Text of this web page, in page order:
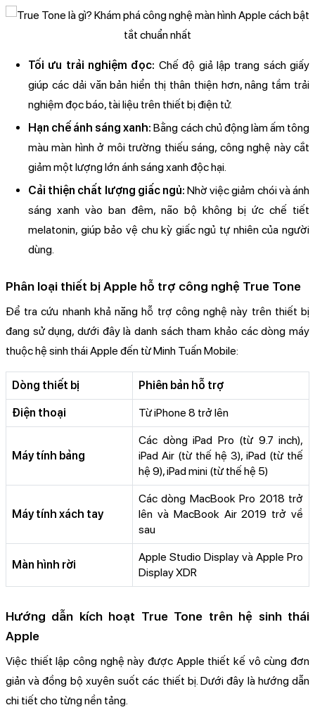
Tối ưu trải nghiệm đọc: Chế độ giả lập trang sách giấy
giúp các dải văn bản hiển thị thân thiện hơn, nâng tầm trải
nghiệm đọc báo, tài liệu trên thiết bị điện tử.
Hạn chế ánh sáng xanh:Bằng cách chủ động làm ấm tông
màu màn hình ở môi trường thiếu sáng, công nghệ này cắt
giảm một lượng lớn ánh sáng xanh độc hại.
Cải thiện chất lượng giấc ngủ:Nhờ việc giảm chói và ánh
sáng xanh vào ban đêm, não bộ không bị ức chế tiết
melatonin, giúp bảo vệ chu kỳ giấc ngủ tự nhiên của người
dùng.
Phân loại thiết bị Apple hỗ trợ công nghệ True Tone
Để tra cứu nhanh khả năng hỗ trợ công nghệ này trên thiết bị
đang sử dụng, dưới đây là danh sách tham khảo các dòng máy
thuộc hệ sinh thái Apple đến từ Minh Tuấn Mobile:
Dòng thiết bị Phiên bản hỗ trợ
Điện thoại Từ iPhone 8 trở lên
Máy tính bảng
Các dòng iPad Pro (từ 9.7 inch),
iPad Air (từ thế hệ 3), iPad (từ thế
hệ 9), iPad mini (từ thế hệ 5)
Máy tính xách tay
Các dòng MacBook Pro 2018 trở
lên và MacBook Air 2019 trở về
sau
Màn hình rời
Apple Studio Display và Apple Pro
Display XDR
Hướng dẫn kích hoạt True Tone trên hệ sinh thái
Apple
Việc thiết lập công nghệ này được Apple thiết kế vô cùng đơn
giản và đồng bộ xuyên suốt các thiết bị. Dưới đây là hướng dẫn
chi tiết cho từng nền tảng.